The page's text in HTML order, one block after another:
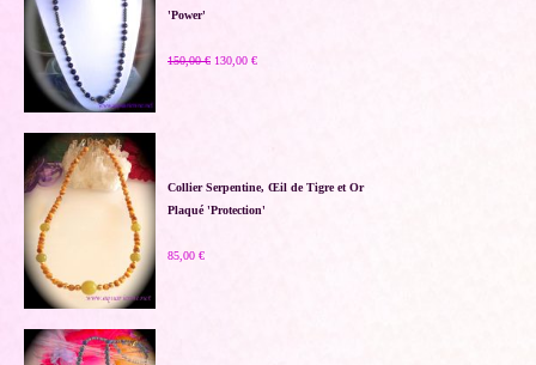
'Power'
150,00 € 130,00 €
Collier Serpentine, Œil de Tigre et Or
Plaqué 'Protection'
85,00 €